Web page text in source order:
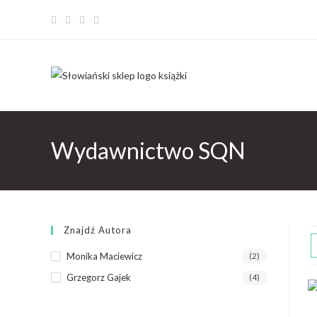
Wydawnictwo SQN
Znajdź Autora
Monika Maciewicz (2)
Grzegorz Gajek (4)